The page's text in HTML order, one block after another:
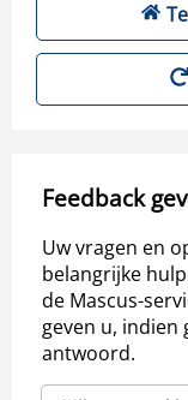
Feedback
Uw vragen en
belangrijke
de Mascus-
geven u, indien
antwoord.